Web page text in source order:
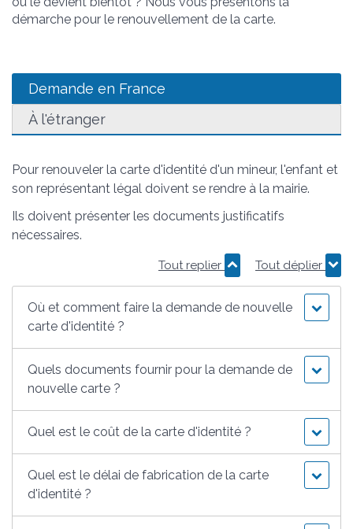
démarche pour le renouvellement de la carte.
Demande en France
À l'étranger
Pour renouveler la carte d'identité d'un mineur, l'enfant et
son représentant légal doivent se rendre à la mairie.
Ils doivent présenter les documents justificatifs
nécessaires.
Tout replier Tout déplier
Où et comment faire la demande de nouvelle
carte d'identité ?
Quels documents fournir pour la demande de
nouvelle carte ?
Quel est le coût de la carte d'identité ?
Quel est le délai de fabrication de la carte
d'identité ?